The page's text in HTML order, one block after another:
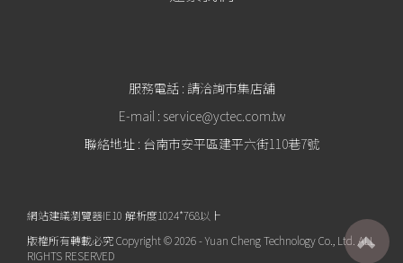
服務電話 : 請洽詢市集店舖
E-mail : service@yctec.com.tw
聯絡地址 : 台南市安平區建平六街110巷7號
網站建議瀏覽器IE10 解析度1024*768以上
版權所有轉載必究 Copyright © 2026 - Yuan Cheng Technology Co., Ltd. ALL
RIGHTS RESERVED